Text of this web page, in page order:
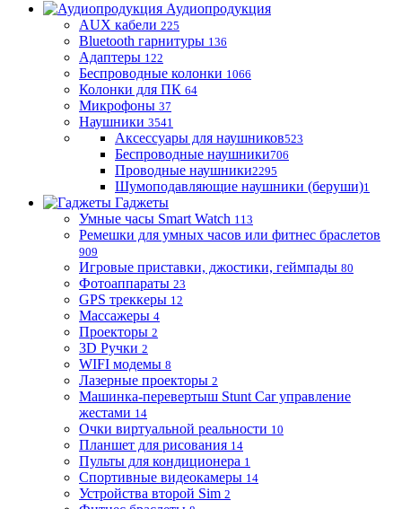
Аудиопродукция
AUX кабели 225
Bluetooth гарнитуры 136
Адаптеры 122
Беспроводные колонки 1066
Колонки для ПК 64
Микрофоны 37
Наушники 3541
Аксессуары для наушников523
Беспроводные наушники706
Проводные наушники2295
Шумоподавляющие наушники (беруши)1
Гаджеты
Умные часы Smart Watch 113
Ремешки для умных часов или фитнес браслетов
909
Игровые приставки, джостики, геймпады 80
Фотоаппараты 23
GPS треккеры 12
Массажеры 4
Проекторы 2
3D Ручки 2
WIFI модемы 8
Лазерные проекторы 2
Машинка-перевертыш Stunt Car управление
жестами 14
Очки виртуальной реальности 10
Планшет для рисования 14
Пульты для кондиционера 1
Спортивные видеокамеры 14
Устройства второй Sim 2